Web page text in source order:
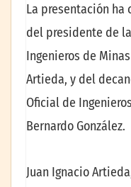
La presentación
del presidente de
Ingenieros de
Artieda, y del
Oficial de
Bernardo González.
Juan Ignacio